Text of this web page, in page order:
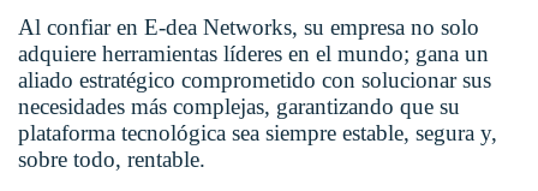
Al confiar en E-dea Networks, su empresa no solo
adquiere herramientas líderes en el mundo; gana un
aliado estratégico comprometido con solucionar sus
necesidades más complejas, garantizando que su
plataforma tecnológica sea siempre estable, segura y,
sobre todo, rentable.